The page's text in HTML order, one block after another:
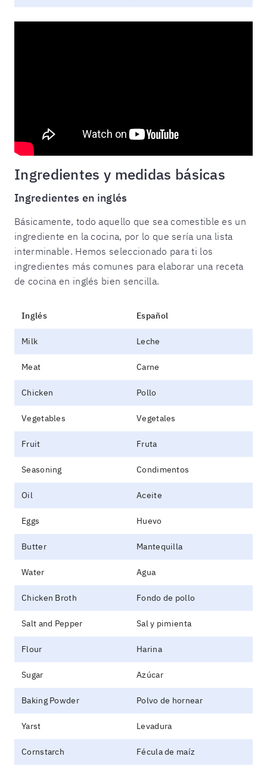
Ingredientes y medidas básicas
Ingredientes en inglés
Básicamente, todo aquello que sea comestible es un
ingrediente en la cocina, por lo que sería una lista
interminable. Hemos seleccionado para ti los
ingredientes más comunes para elaborar una receta
de cocina en inglés bien sencilla.
Inglés Español
Milk Leche
Meat Carne
Chicken Pollo
Vegetables Vegetales
Fruit Fruta
Seasoning Condimentos
Oil Aceite
Eggs Huevo
Butter Mantequilla
Water Agua
Chicken Broth Fondo de pollo
Salt and Pepper Sal y pimienta
Flour Harina
Sugar Azúcar
Baking Powder Polvo de hornear
Yarst Levadura
Cornstarch Fécula de maíz